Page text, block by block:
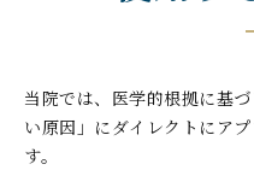
当院では、医学的根拠に基
い原因」にダイレクトにア
す。